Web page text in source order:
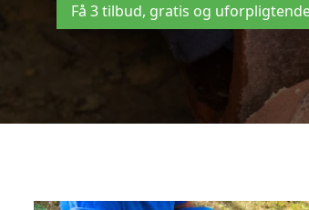
Få 3 tilbud, gratis og